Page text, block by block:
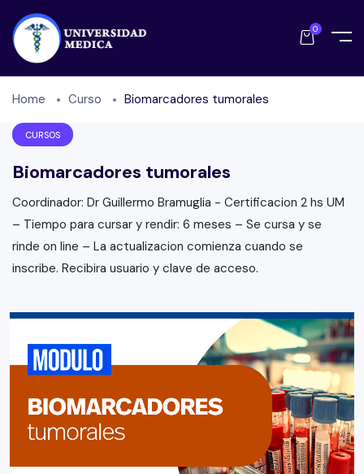
0
Home Curso Biomarcadores tumorales
CURSOS
Biomarcadores tumorales
Coordinador: Dr Guillermo Bramuglia - Certificacion 2 hs UM
– Tiempo para cursar y rendir: 6 meses – Se cursa y se
rinde on line – La actualizacion comienza cuando se
inscribe. Recibira usuario y clave de acceso.